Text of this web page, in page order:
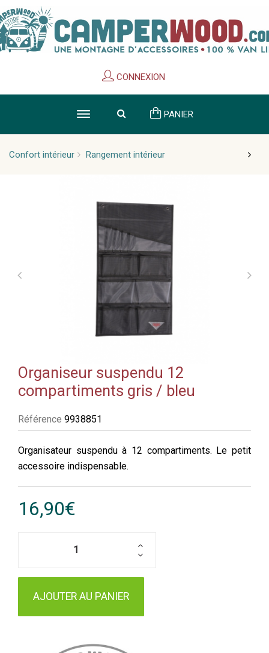
CONNEXION
PANIER
Confort intérieur Rangement intérieur
Organiseur suspendu 12
compartiments gris / bleu
Référence 9938851
Organisateur suspendu à 12 compartiments. Le petit
accessoire indispensable.
16,90€
AJOUTER AU PANIER
Cookies management panel